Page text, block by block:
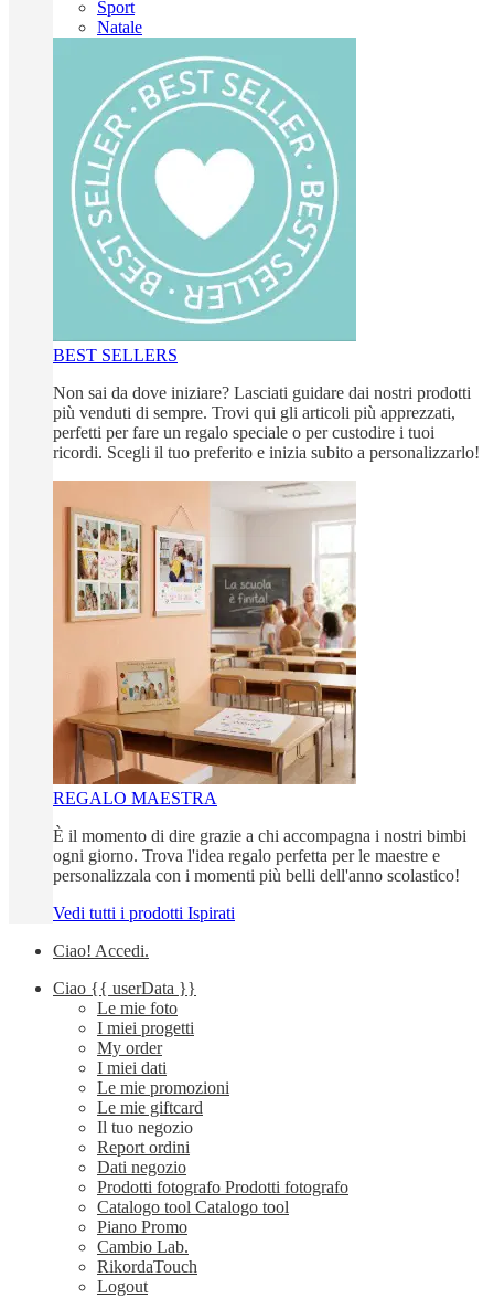
Sport
Natale
BEST SELLERS
Non sai da dove iniziare? Lasciati guidare dai nostri prodotti
più venduti di sempre. Trovi qui gli articoli più apprezzati,
perfetti per fare un regalo speciale o per custodire i tuoi
ricordi. Scegli il tuo preferito e inizia subito a personalizzarlo!
REGALO MAESTRA
È il momento di dire grazie a chi accompagna i nostri bimbi
ogni giorno. Trova l'idea regalo perfetta per le maestre e
personalizzala con i momenti più belli dell'anno scolastico!
Vedi tutti i prodotti Ispirati
Ciao! Accedi.
Ciao {{ userData }}
Le mie foto
I miei progetti
My order
I miei dati
Le mie promozioni
Le mie giftcard
Il tuo negozio
Report ordini
Dati negozio
Prodotti fotografo Prodotti fotografo
Catalogo tool Catalogo tool
Piano Promo
Cambio Lab.
RikordaTouch
Logout